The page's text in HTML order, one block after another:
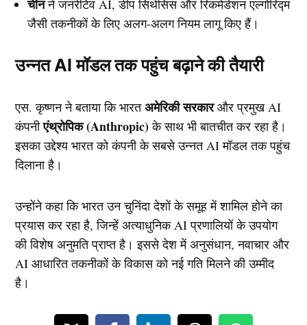
चीनने जनरेटिव AI, डीप सिंथेसिस और रिकमेंडेशन एल्गोरिद्म
जैसी तकनीकों के लिए अलग-अलग नियम लागू किए हैं।
उन्नत AI मॉडल तक पहुंच बढ़ाने की तैयारी
एस. कृष्णन ने बताया कि भारतअमेरिकी सरकारऔर प्रमुख AI
कंपनीएंथ्रोपिक (Anthropic)के साथ भी बातचीत कर रहा है।
इसका उद्देश्य भारत को कंपनी के सबसे उन्नत AI मॉडल तक पहुंच
दिलाना है।
उन्होंने कहा कि भारत उन चुनिंदा देशों के समूह में शामिल होने का
प्रयास कर रहा है, जिन्हें अत्याधुनिक AI प्रणालियों के उपयोग
की विशेष अनुमति प्राप्त है। इससे देश में अनुसंधान, नवाचार और
AI आधारित तकनीकों के विकास को नई गति मिलने की उम्मीद
है।